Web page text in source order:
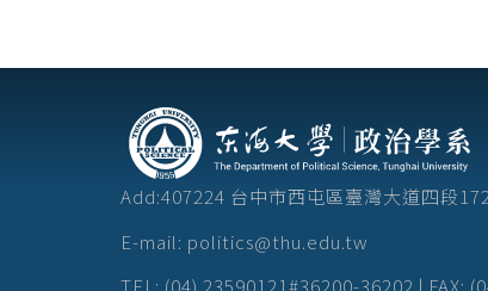
Add:407224 台中市西屯區臺灣大道四段
E-mail: politics@thu.edu.tw
TEL: (04) 23590121#36200-36202 | FAX: